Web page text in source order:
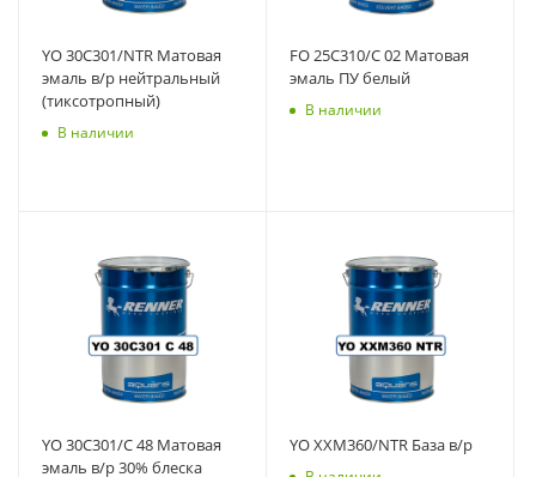
YO 30C301/NTR Матовая
эмаль в/р нейтральный
(тиксотропный)
В наличии
FO 25C310/C 02 Матовая
эмаль ПУ белый
В наличии
YO 30C301/С 48 Матовая
эмаль в/р 30% блеска
YO XXM360/NTR База в/р